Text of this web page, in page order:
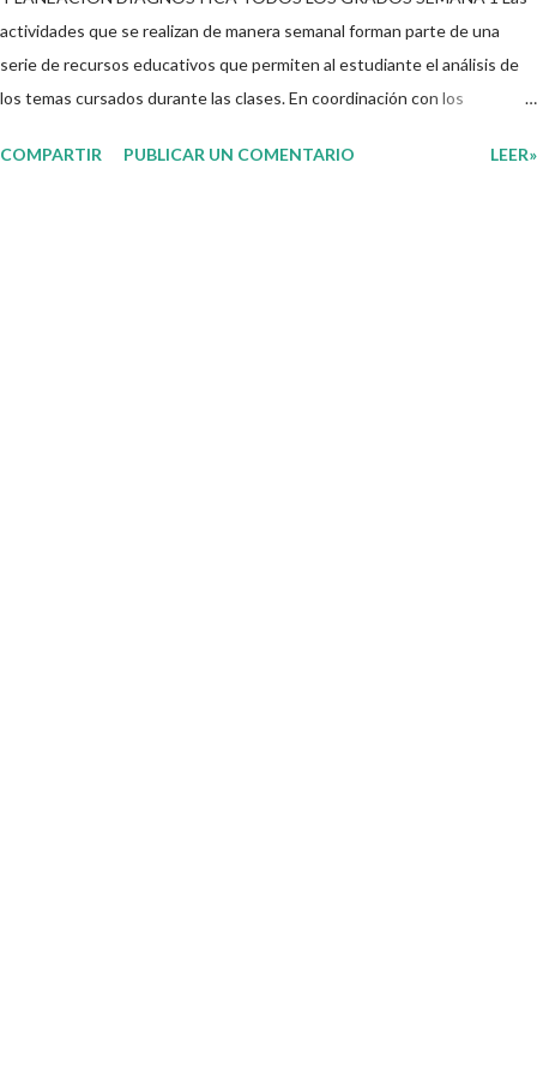
actividades que se realizan de manera semanal forman parte de una
serie de recursos educativos que permiten al estudiante el análisis de
los temas cursados durante las clases. En coordinación con los
su interés con el material que les compartimos para que así, mediante
COMPARTIR PUBLICAR UN COMENTARIO LEER»